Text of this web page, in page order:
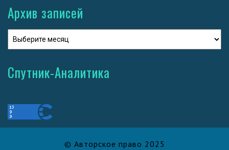
Архив записей
Спутник-Аналитика
© Авторское право 2025